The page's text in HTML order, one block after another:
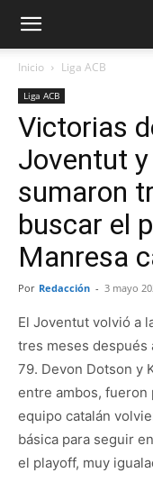
Inicio Liga ACB
Liga ACB
Victorias
Joventut
sumaron
buscar el
Manresa
Por Redacción - 3 mayo
El Joventut volvió a
tres meses después
79. Devon Dotson y
entre ambos, fueron
equipo catalán
básica para seguir
el playoff, muy